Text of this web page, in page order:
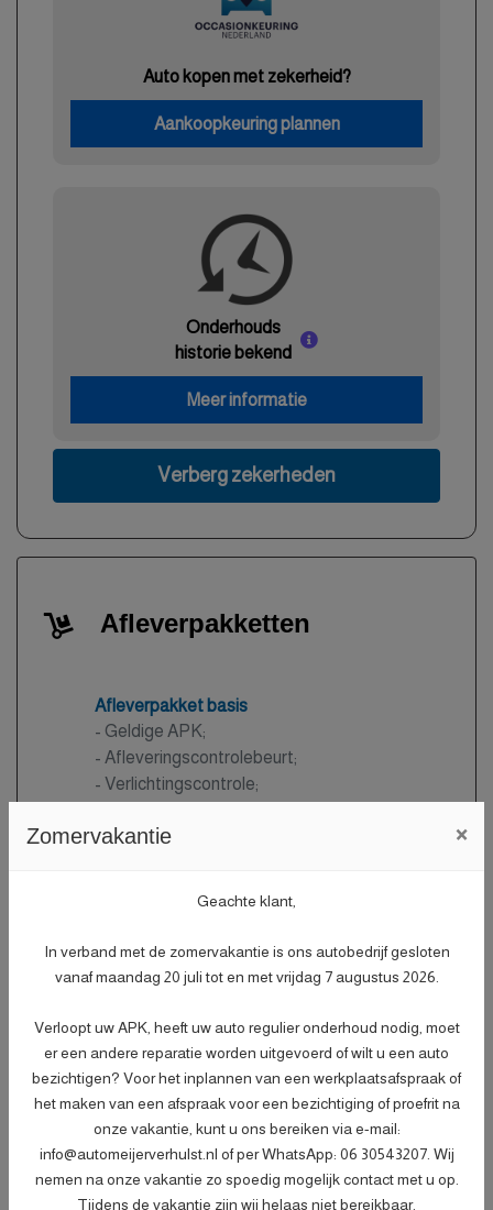
Auto kopen met zekerheid?
Aankoopkeuring plannen
Onderhouds
historie bekend
Meer informatie
Verberg zekerheden
Afleverpakketten
Afleverpakket basis
- Geldige APK;
- Afleveringscontrolebeurt;
- Verlichtingscontrole;
- Bandenspanningscontrole;
Meer informatie
Nieuwe APK
- Nieuwe APK;
- Onderhoudsbeurt volgens
dealerspecificatie;
- Afleveringscontrolebeurt;
- Verlichtingscontrole;
- Peilen en aanvullen van vloeistoffen;
Zomervakantie ×
Geachte klant,
In verband met de zomervakantie is ons autobedrijf gesloten
vanaf maandag 20 juli tot en met vrijdag 7 augustus 2026.
Verloopt uw APK, heeft uw auto regulier onderhoud nodig, moet
er een andere reparatie worden uitgevoerd of wilt u een auto
bezichtigen? Voor het inplannen van een werkplaatsafspraak of
het maken van een afspraak voor een bezichtiging of proefrit na
onze vakantie, kunt u ons bereiken via e-mail:
info@automeijerverhulst.nl of per WhatsApp: 06 30543207. Wij
nemen na onze vakantie zo spoedig mogelijk contact met u op.
Tijdens de vakantie zijn wij helaas niet bereikbaar.